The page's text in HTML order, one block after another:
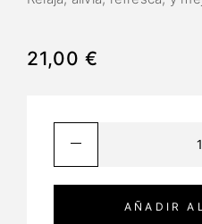
21,00 €
AÑADIR